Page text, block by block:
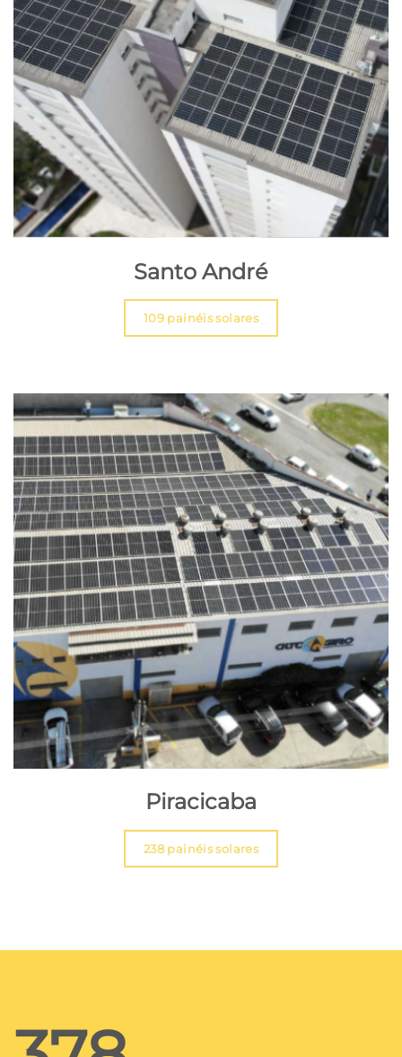
Santo André
109 painéis solares
Piracicaba
238 painéis solares